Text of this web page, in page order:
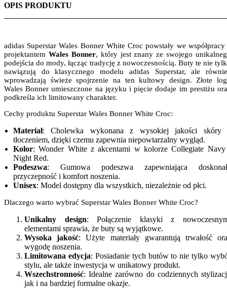
OPIS PRODUKTU
adidas Superstar Wales Bonner White Croc powstały we współpracy
projektantem Wales Bonner, który jest znany ze swojego
podejścia do mody, łącząc tradycję z nowoczesnością. Buty te nie
nawiązują do klasycznego modelu adidas Superstar, ale
wprowadzają świeże spojrzenie na ten kultowy design. Złote
Wales Bonner umieszczone na języku i pięcie dodaje im prestiżu
podkreśla ich limitowany charakter.
Cechy produktu Superstar Wales Bonner White Croc:
Materiał: Cholewka wykonana z wysokiej jakości skóry
tłoczeniem, dzięki czemu zapewnia niepowtarzalny wygląd.
Kolor: Wonder White z akcentami w kolorze Collegiate
Night Red.
Podeszwa: Gumowa podeszwa zapewniająca
przyczepność i komfort noszenia.
Unisex: Model dostępny dla wszystkich, niezależnie od płci.
Dlaczego warto wybrać Superstar Wales Bonner White Croc?
Unikalny design: Połączenie klasyki z
elementami sprawia, że buty są wyjątkowe.
Wysoka jakość: Użyte materiały gwarantują trwałość
wygodę noszenia.
Limitowana edycja: Posiadanie tych butów to nie tylko
stylu, ale także inwestycja w unikatowy produkt.
Wszechstronność: Idealne zarówno do codziennych
jak i na bardziej formalne okazje.